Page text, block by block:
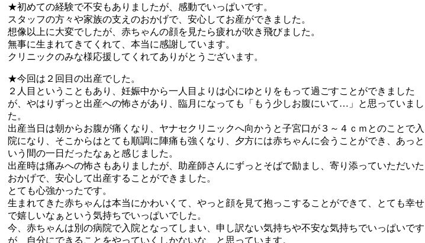
★初めての経験で不安もありましたが、感動でいっぱいです。
スタッフの方々や家族の支えのおかげで、安心してお産ができました。
想像以上に大変でしたが、赤ちゃんの顔を見たら疲れが吹き飛びました。
無事に生まれてきてくれて、本当に感謝しています。
クリニックのみな様応援してくれてありがとうございます。
★今回は２回目の出産でした。
２人目ということもあり、妊娠中から一人目よりは心にゆとりをもって過ごすことができました
が、やはりずっと出産への怖さがあり、臨月になっても「もう少しお腹にいて…」と思っていまし
た。
出産当日は朝からお腹が痛くなり、ヤナセクリニックへ向かうと子宮口が３～４ｃｍとのことで入
院になり、そこからはとても順調に陣痛も強くなり、夕方には赤ちゃんに会うことができ、あっと
いう間の一日だったなぁと感じました。
出産時は痛みへの怖さもありましたが、助産師さんにずっとそばで励まし、寄り添っていただいた
おかげで、安心して出産することができました。
とても心強かったです。
生まれてきた赤ちゃんは本当にかわいくて、やっと顔を見て抱っこすることができて、とても幸せ
で嬉しいなぁという気持ちでいっぱいでした。
今、赤ちゃんは別の病院で入院となってしまい、申し訳ない気持ちや不安な気持ちでいっぱいです
が、自分にできることをやっていくしかないな、と思っています。